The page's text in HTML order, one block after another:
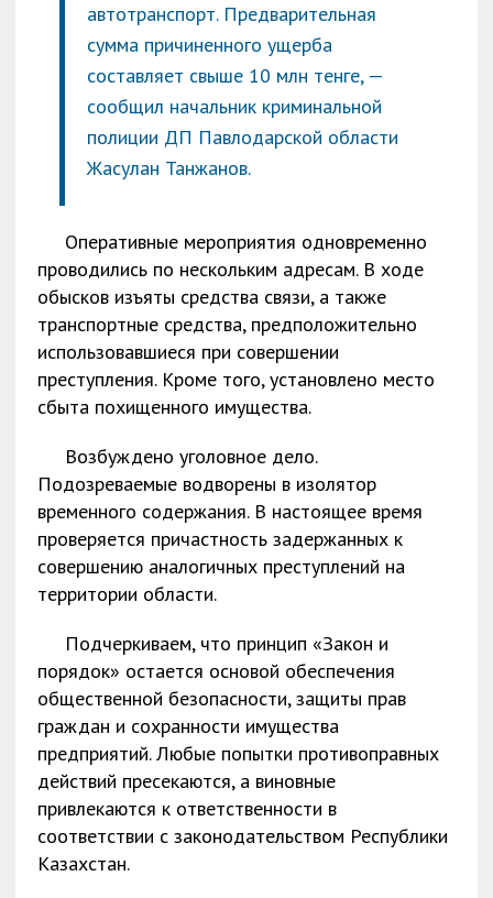
автотранспорт. Предварительная
сумма причиненного ущерба
составляет свыше 10 млн тенге, —
сообщил начальник криминальной
полиции ДП Павлодарской области
Жасулан Танжанов.
Оперативные мероприятия одновременно
проводились по нескольким адресам. В ходе
обысков изъяты средства связи, а также
транспортные средства, предположительно
использовавшиеся при совершении
преступления. Кроме того, установлено место
сбыта похищенного имущества.
Возбуждено уголовное дело.
Подозреваемые водворены в изолятор
временного содержания. В настоящее время
проверяется причастность задержанных к
совершению аналогичных преступлений на
территории области.
Подчеркиваем, что принцип «Закон и
порядок» остается основой обеспечения
общественной безопасности, защиты прав
граждан и сохранности имущества
предприятий. Любые попытки противоправных
действий пресекаются, а виновные
привлекаются к ответственности в
соответствии с законодательством Республики
Казахстан.